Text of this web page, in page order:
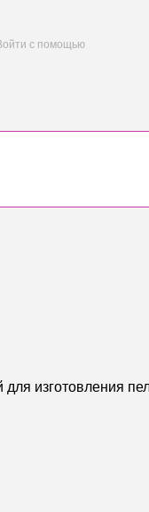
с помощью
изготовления